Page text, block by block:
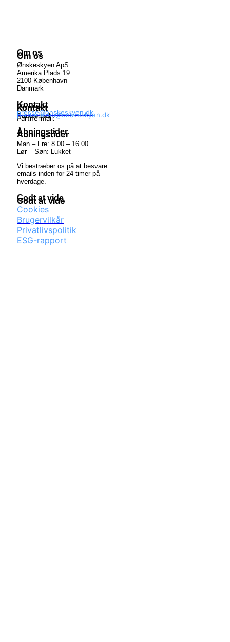
Om os
Om os
Ønskeskyen ApS
Amerika Plads 19
2100 København
Danmark
Kontakt
Kontakt
Pressemail:
presse@onskeskyen.dk
Partnermail:
partnerskab@onskeskyen.dk
Åbningstider
Åbningstider
Man – Fre: 8.00 – 16.00
Lør – Søn: Lukket
Vi bestræber os på at besvare
emails inden for 24 timer på
hverdage.
Godt at vide
Godt at vide
Cookies
Brugervilkår
Privatlivspolitik
ESG-rapport